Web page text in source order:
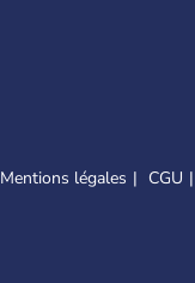
Mentions légales CGU